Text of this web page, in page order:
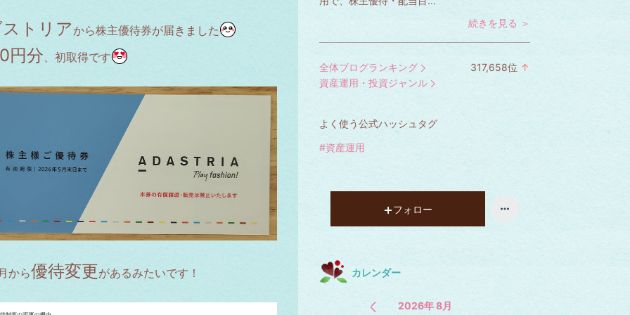
トリアから株主優待券が届きました
円分、初取得です
から優待変更があるみたいです！
続きを見る ＞
全体ブログランキング 317,658位 ↑
資産運用・投資ジャンル
よく使う公式ハッシュタグ
#資産運用
フォロー
カレンダー
2026年 8月